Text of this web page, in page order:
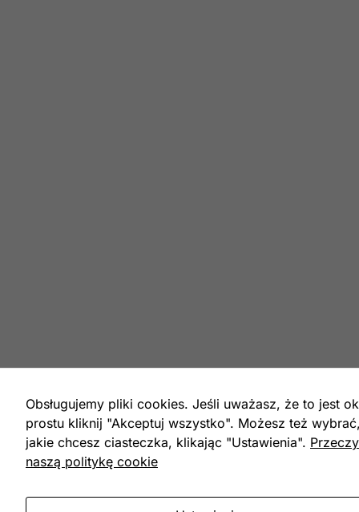
Obsługujemy pliki cookies. Jeśli uważasz, że to jest
prostu kliknij "Akceptuj wszystko". Możesz też
jakie chcesz ciasteczka, klikając "Ustawienia".
naszą politykę cookie